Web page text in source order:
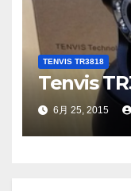
TENVIS TR3818
Tenvis
6月 25, 2015